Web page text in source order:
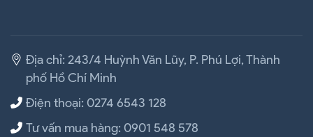
Địa chỉ: 243/4 Huỳnh Văn Lũy, P. Phú Lợi, Thành
phố Hồ Chí Minh
Điện thoại: 0274 6543 128
Tư vấn mua hàng: 0901 548 578